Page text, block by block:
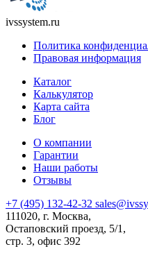
ivssystem.ru
Политика
Правовая информация
Каталог
Калькулятор
Карта сайта
Блог
О компании
Гарантии
Наши работы
Отзывы
+7 (495) 132-42-32
111020, г. Москва,
Остаповский проезд, 5/1,
стр. 3, офис 392